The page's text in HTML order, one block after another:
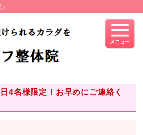
4名様限定！お早めにご連絡く